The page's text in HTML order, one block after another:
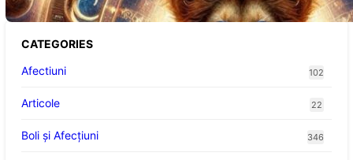
CATEGORIES
Afectiuni
102
Articole 22
Boli și Afecțiuni 346